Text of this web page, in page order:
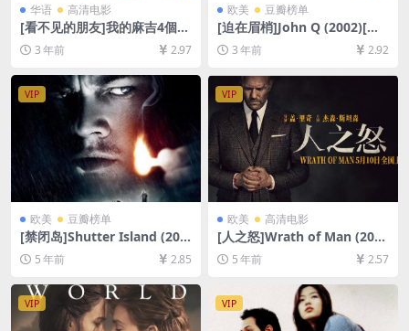
华语 高清电影
[看不见的朋友]我的麻吉4個鬼
(2023)[百度网盘+夸克网盘10
80P超清未删减资源][网盘在
线播放/下载][MP4/4.1GB][中
文字幕]
3 年前 2.97
欧美 豆瓣榜单
[迫在眉梢]John Q (2002)[百
度网盘+夸克网盘1080P超清
未删减资源][网盘在线播放/下
载][MP4/7.5GB][中英字幕]
3 年前 2.92
VIP
欧美 豆瓣榜单
[禁闭岛]Shutter Island (201
0)[百度网盘+迅雷云盘资源10
80P超清未删减][MP4/8.5GB]
5 年前 2.85
VIP
欧美 高清电影
[人之怒]Wrath of Man (202
1)[百度云网盘资源未删减108
0P超清][MP4/6.5GB][中英字
5 年前 2.57
VIP VIP